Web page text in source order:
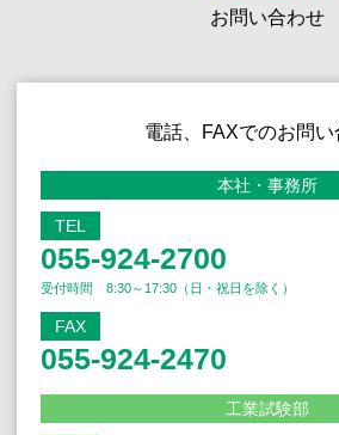
お問い合わせ
電話、FAXでのお問い
本社・事務所
TEL
055-924-2700
受付時間 8:30～17:30（日・祝日を除く）
FAX
055-924-2470
工業試験部